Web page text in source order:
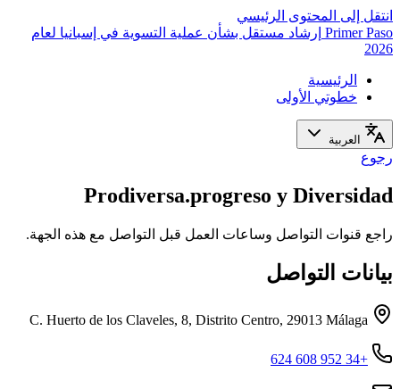
انتقل إلى المحتوى الرئيسي
Primer Paso إرشاد مستقل بشأن عملية التسوية في إسبانيا لعام
2026
الرئيسية
خطوتي الأولى
العربية
رجوع
Prodiversa.progreso y Diversidad
راجع قنوات التواصل وساعات العمل قبل التواصل مع هذه الجهة.
بيانات التواصل
C. Huerto de los Claveles, 8, Distrito Centro, 29013 Málaga
+34 952 608 624